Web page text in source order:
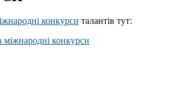
конкурси талантів тут: